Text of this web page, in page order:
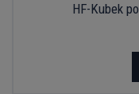
HF-Kubek